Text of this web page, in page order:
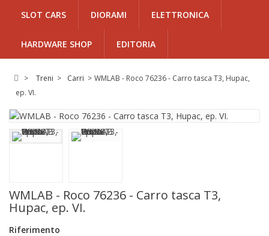
SLOT CARS DIORAMI ELETTRONICA
HARDWARE SHOP EDITORIA
> Treni > Carri > WMLAB - Roco 76236 - Carro tasca T3, Hupac,
ep. VI.
WMLAB - Roco 76236 - Carro tasca T3,
Hupac, ep. VI.
Riferimento